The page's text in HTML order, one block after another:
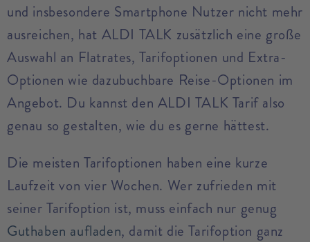
und insbesondere Smartphone Nutzer nicht mehr
ausreichen, hat ALDI TALK zusätzlich eine große
Auswahl an Flatrates, Tarifoptionen und Extra-
Optionen wie dazubuchbare Reise-Optionen im
Angebot. Du kannst den ALDI TALK Tarif also
genau so gestalten, wie du es gerne hättest.
Die meisten Tarifoptionen haben eine kurze
Laufzeit von vier Wochen. Wer zufrieden mit
seiner Tarifoption ist, muss einfach nur genug
Guthaben aufladen, damit die Tarifoption ganz